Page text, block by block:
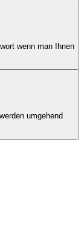
wenn man Ihnen
umgehend